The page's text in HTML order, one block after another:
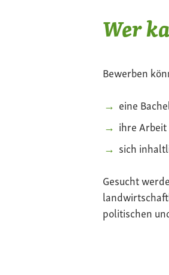
Wer
Bewerben
eine
ihre
sich
Gesucht
politischen